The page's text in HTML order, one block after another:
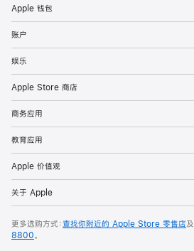
Apple 钱包
账户
娱乐
Apple Store 商店
商务应用
教育应用
Apple 价值观
关于 Apple
更多选购方式：查找你附近的 Apple Store 零售店及
8800。